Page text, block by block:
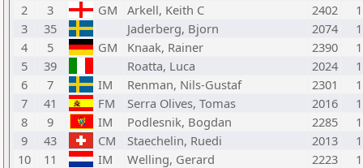
2
3 GM Arkell, Keith C 2402
1
3
35 Jaderberg, Bjorn 2074
1
4
5 GM Knaak, Rainer 2390
1
5
39 Roatta, Luca 2024
1
6
7 IM Renman, Nils-Gustaf 2301
1
7
41 FM Serra Olives, Tomas 2016
1
8
9 IM Podlesnik, Bogdan 2285
1
9
43 CM Staechelin, Ruedi 2013
1
10
11 IM Welling, Gerard 2223
1